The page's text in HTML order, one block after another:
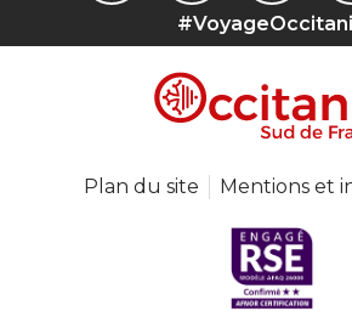
Plan du site Mentions et